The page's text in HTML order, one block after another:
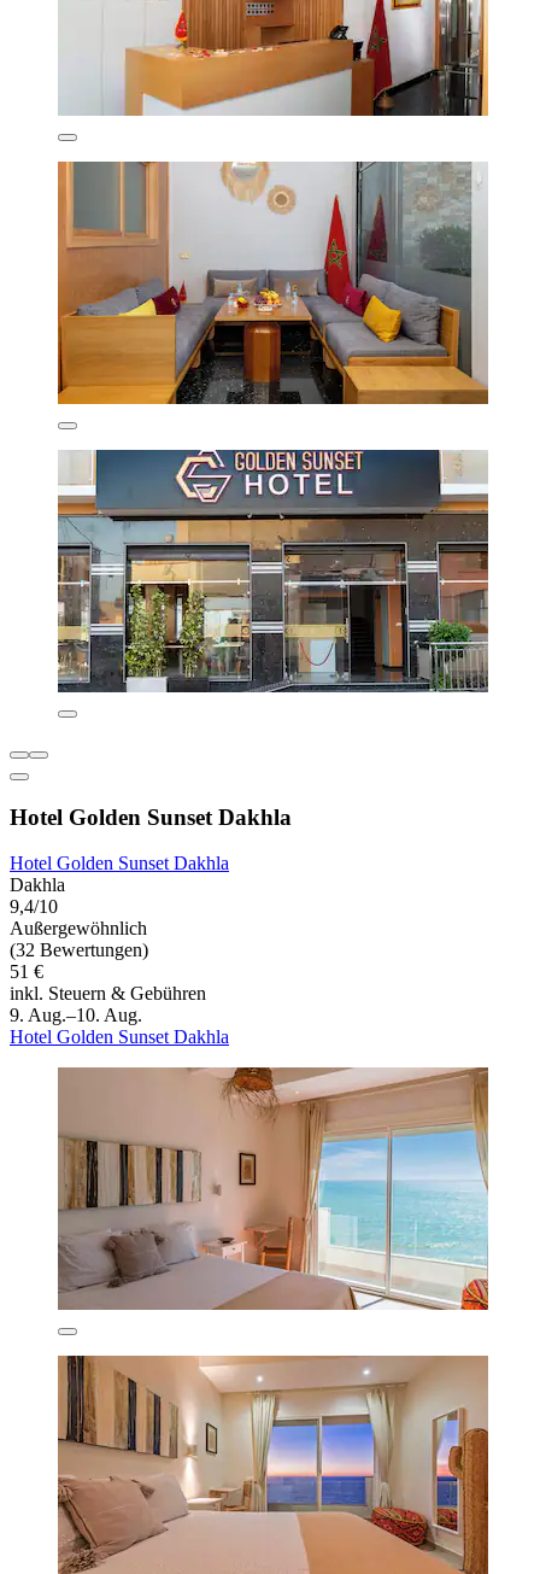
Hotel Golden Sunset Dakhla
Hotel Golden Sunset Dakhla
Dakhla
9,4/10
Außergewöhnlich
(32 Bewertungen)
51 €
inkl. Steuern & Gebühren
9. Aug.–10. Aug.
Hotel Golden Sunset Dakhla